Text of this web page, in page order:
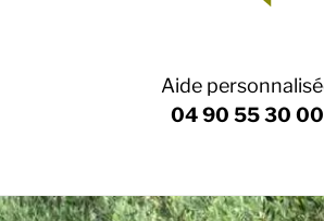
Aide
04 90 55 30 00